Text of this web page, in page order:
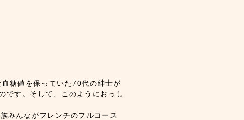
糖値を保っていた70代の紳士が
です。そして、このようにおっし
みんながフレンチのフルコース